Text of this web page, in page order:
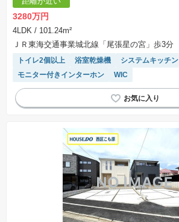
3280万円
4LDK / 101.24m²
ＪＲ東海交通事業城北線「尾張星の宮」歩3分
トイレ2個以上 浴室乾燥機
システムキッチン
モニター付きインターホン
WIC